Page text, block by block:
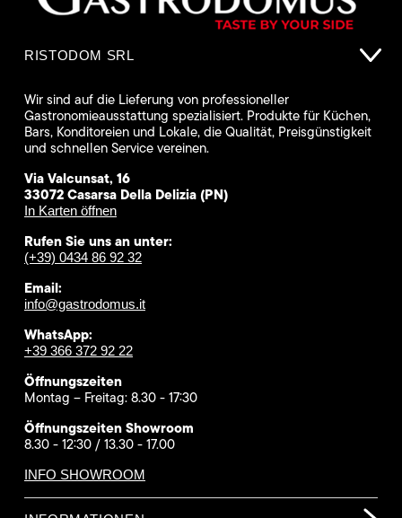
RISTODOM SRL
Wir sind auf die Lieferung von professioneller
Gastronomieausstattung spezialisiert. Produkte für Küchen,
Bars, Konditoreien und Lokale, die Qualität, Preisgünstigkeit
und schnellen Service vereinen.
Via Valcunsat, 16
33072 Casarsa Della Delizia (PN)
In Karten öffnen
Rufen Sie uns an unter:
(+39) 0434 86 92 32
Email:
info@gastrodomus.it
WhatsApp:
+39 366 372 92 22
Öffnungszeiten
Montag – Freitag: 8.30 - 17:30
Öffnungszeiten Showroom
8.30 - 12:30 / 13.30 - 17.00
INFO SHOWROOM